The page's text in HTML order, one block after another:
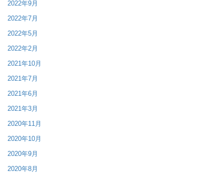
2022年9月
2022年7月
2022年5月
2022年2月
2021年10月
2021年7月
2021年6月
2021年3月
2020年11月
2020年10月
2020年9月
2020年8月